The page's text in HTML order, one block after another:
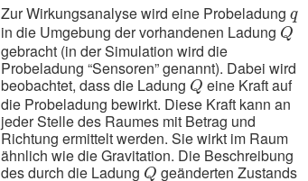
Zur Wirkungsanalyse wird eine Probeladung q
q
in die Umgebung der vorhandenen Ladung Q
Q
gebracht (in der Simulation wird die
Probeladung “Sensoren” genannt). Dabei wird
beobachtet, dass die Ladung Q
Q eine Kraft auf
die Probeladung bewirkt. Diese Kraft kann an
jeder Stelle des Raumes mit Betrag und
Richtung ermittelt werden. Sie wirkt im Raum
ähnlich wie die Gravitation. Die Beschreibung
des durch die Ladung Q
Qgeänderten Zustands